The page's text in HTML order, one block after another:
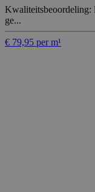
Kwaliteitsbeoordeling:
ge...
€ 79,95 per m¹